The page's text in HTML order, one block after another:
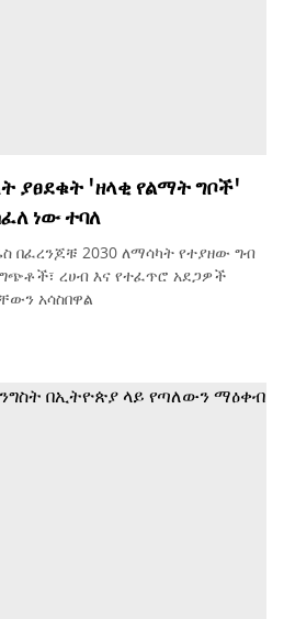
ያፀደቁት 'ዘላቂ የልማት ግቦች'
ነው ተባለ
በፈረንጆቹ 2030 ለማሳካት የተያዘው ግብ
ረሀብ እና የተፈጥሮ አደጋዎች
አሳስበዋል